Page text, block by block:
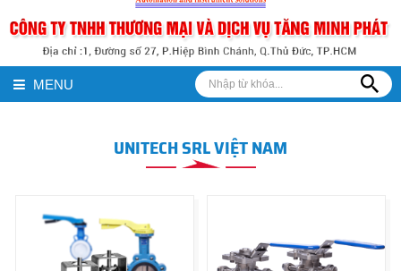
MENU
UNITECH SRL VIỆT NAM